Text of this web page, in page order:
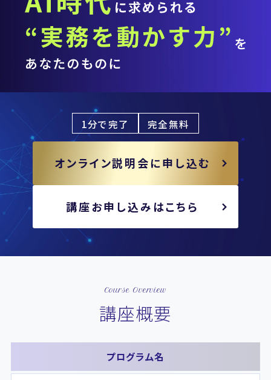
1分で完了 完全無料
オンライン説明会に申し込む
講座お申し込みはこちら
Course Overview
講座概要
プログラム名